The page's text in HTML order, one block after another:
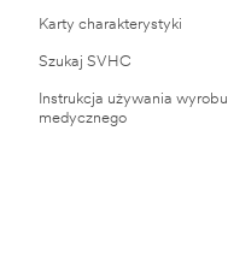
Karty charakterystyki
Szukaj SVHC
Instrukcja używania wyrobu
medycznego